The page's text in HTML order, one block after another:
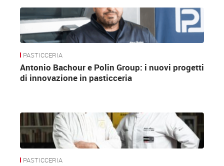
PASTICCERIA
Antonio Bachour e Polin Group: i nuovi progetti
di innovazione in pasticceria
PASTICCERIA